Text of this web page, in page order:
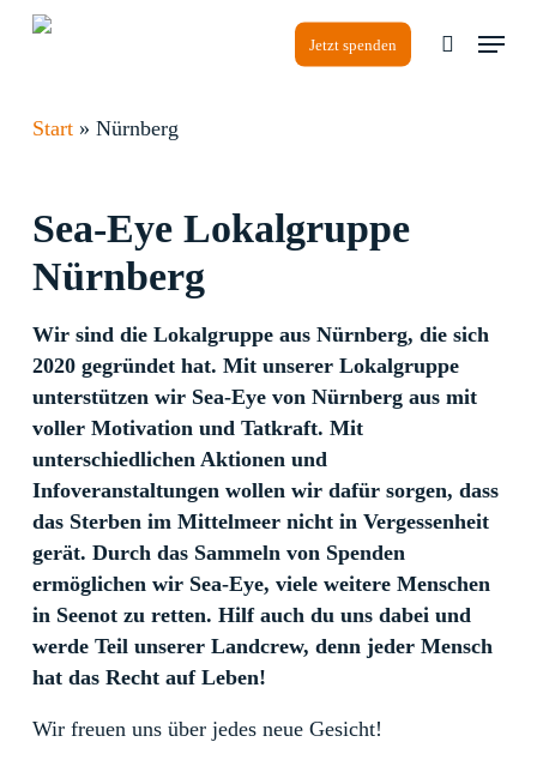
Skip
Jetzt spenden search
Menu
Start» Nürnberg
Sea-Eye Lokalgruppe
Nürnberg
Wir sind die Lokalgruppe aus Nürnberg, die sich
2020 gegründet hat. Mit unserer Lokalgruppe
unterstützen wir Sea-Eye von Nürnberg aus mit
voller Motivation und Tatkraft. Mit
unterschiedlichen Aktionen und
Infoveranstaltungen wollen wir dafür sorgen, dass
das Sterben im Mittelmeer nicht in Vergessenheit
gerät. Durch das Sammeln von Spenden
ermöglichen wir Sea-Eye, viele weitere Menschen
in Seenot zu retten. Hilf auch du uns dabei und
werde Teil unserer Landcrew, denn jeder Mensch
hat das Recht auf Leben!
Wir freuen uns über jedes neue Gesicht!